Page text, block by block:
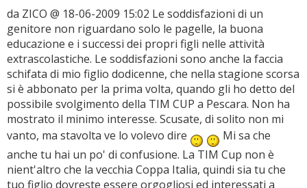
da ZICO @ 18-06-2009 15:02 Le soddisfazioni di un
genitore non riguardano solo le pagelle, la buona
educazione e i successi dei propri figli nelle attività
extrascolastiche. Le soddisfazioni sono anche la faccia
schifata di mio figlio dodicenne, che nella stagione scorsa
si è abbonato per la prima volta, quando gli ho detto del
possibile svolgimento della TIM CUP a Pescara. Non ha
mostrato il minimo interesse. Scusate, di solito non mi
vanto, ma stavolta ve lo volevo dire
Mi sa che
anche tu hai un po' di confusione. La TIM Cup non è
nient'altro che la vecchia Coppa Italia, quindi sia tu che
tuo figlio dovreste essere orgogliosi ed interessati a